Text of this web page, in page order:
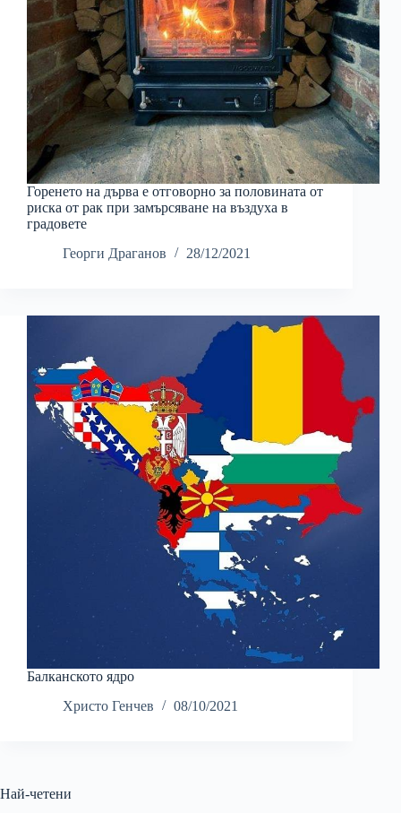
Горенето на дърва е отговорно за половината от
риска от рак при замърсяване на въздуха в
градовете
Георги Драганов
28/12/2021
Балканското ядро
Христо Генчев
08/10/2021
Най-четени